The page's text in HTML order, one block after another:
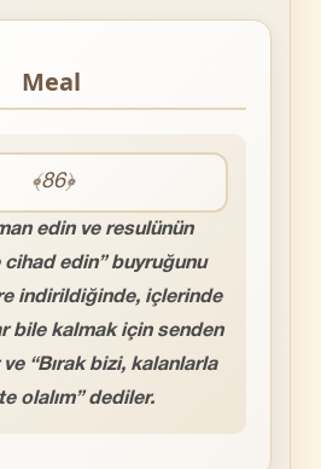
Meal
﴾86﴿
edin ve resulünün
edin” buyruğunu
indirildiğinde, içlerinde
bile kalmak için senden
“Bırak bizi, kalanlarla
olalım” dediler.